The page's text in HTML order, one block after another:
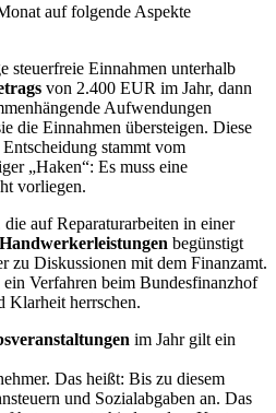
auf folgende Aspekte
steuerfreie Einnahmen unterhalb
von 2.400 EUR im Jahr, dann
Aufwendungen
die Einnahmen übersteigen. Diese
stammt vom
„Haken“: Es muss eine
vorliegen.
auf Reparaturarbeiten in einer
Handwerkerleistungen begünstigt
zu Diskussionen mit dem Finanzamt.
Verfahren beim Bundesfinanzhof
Klarheit herrschen.
im Jahr gilt ein
Das heißt: Bis zu diesem
und Sozialabgaben an. Das